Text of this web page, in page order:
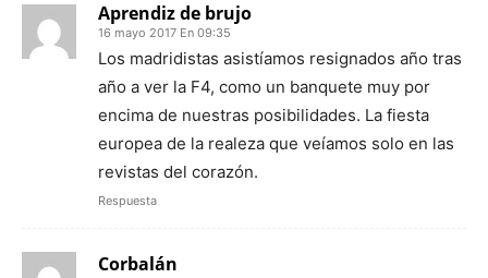
Aprendiz de brujo
16 mayo 2017 En 09:35
Los madridistas asistíamos resignados año tras
año a ver la F4, como un banquete muy por
encima de nuestras posibilidades. La fiesta
europea de la realeza que veíamos solo en las
revistas del corazón.
Respuesta
Corbalán